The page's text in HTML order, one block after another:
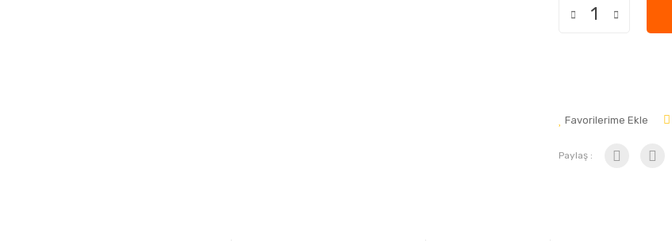
Favorilerime Ekle
Paylaş :